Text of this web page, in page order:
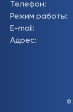
Телефон:
Режим работы:
E-mail :
Адрес:
©